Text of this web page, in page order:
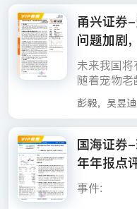
畜用灭活疫
0%），畜
比
等投放市场
8.26%），
37.66%）
物大健康板
销售渠道，
畜禽动保+
考虑公司畜
速成长，我
入分别为
别为4.59/
+26.09%/
持“增持”评
风险提示：
险，技术人
如果觉得此
非经常性损
2.81亿元，
元，归母净
元、8,599
畜禽疫苗稳
2024年，
76亿元，
深度；畜用
元，同比增
威安泰布局
营业收入
完善宠物产
线
2024年，
归母净利润
要是制剂及
2.81亿元，
分季度看，
是6.85亿元
元，归母净
元、8,599
畜禽疫苗稳
76亿元，同
不断强化与
元，同比增
完善宠物产
甬兴证券
问题加剧
有望受益
未来我国将
随着宠物
白皮书》数
占比27.6%
上老龄猫占
计未来3年
中老年。
宠物老龄化
老年期。幼
接种、驱虫
健药品，同
1）瑞普生
动物保健品
彭毅，吴昱迪
国海证
年年报点
长，积极
403
事件: